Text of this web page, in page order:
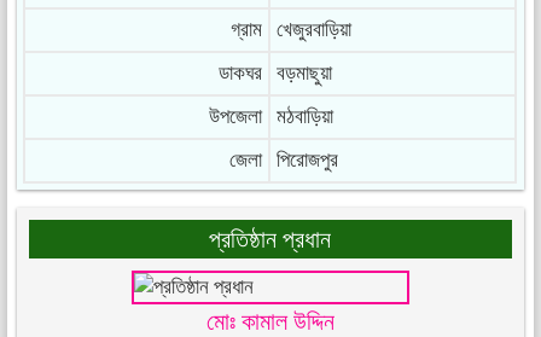
গ্রাম
খেজুরবাড়িয়া
ডাকঘর
বড়মাছুয়া
উপজেলা
মঠবাড়িয়া
জেলা
পিরোজপুর
প্রতিষ্ঠান প্রধান
মোঃ কামাল উদ্দিন